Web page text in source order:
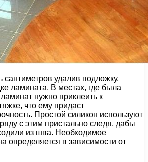
сантиметров удалив подложку,
ламината. В местах, где была
нужно приклеить к
что ему придаст
Простой силикон используют
с этим пристально следя, дабы
из шва. Необходимое
определяется в зависимости от